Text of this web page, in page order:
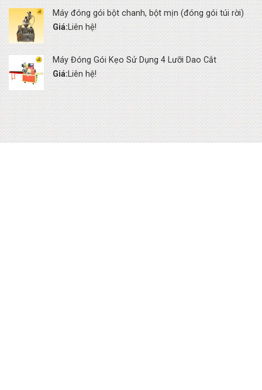
Máy đóng gói bột chanh, bột mịn (đóng gói túi rời)
Giá:Liên hệ!
Máy Đóng Gói Kẹo Sử Dụng 4 Lưỡi Dao Cắt
Giá:Liên hệ!